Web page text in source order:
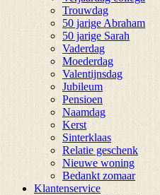
Trouwdag
50 jarige Abraham
50 jarige Sarah
Vaderdag
Moederdag
Valentijnsdag
Jubileum
Pensioen
Naamdag
Kerst
Sinterklaas
Relatie geschenk
Nieuwe woning
Bedankt zomaar
Klantenservice